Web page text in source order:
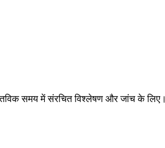
समय में संरचित विश्लेषण और जांच के लिए।